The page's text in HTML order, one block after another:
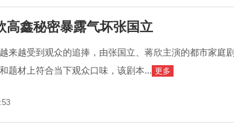
高鑫秘密暴露气坏张国立
来越受到观众的追捧，由张国立、蒋欣主演的都市家庭剧
题材上符合当下观众口味，该剧本... 更多